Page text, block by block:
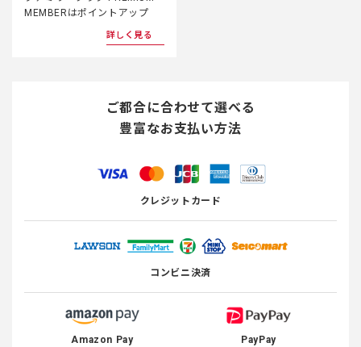
MEMBERはポイントアップ
詳しく見る
ご都合に合わせて選べる
豊富なお支払い方法
クレジットカード
コンビニ決済
Amazon Pay PayPay